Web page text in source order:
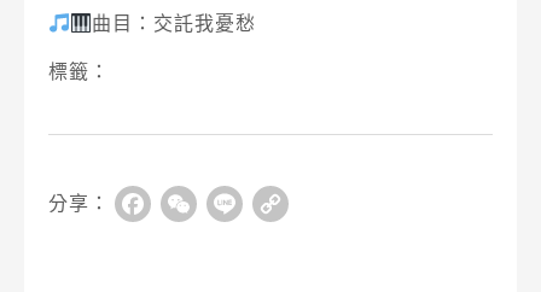
曲目：交託我憂愁
標籤：
分享： FacebookWeChat
Line